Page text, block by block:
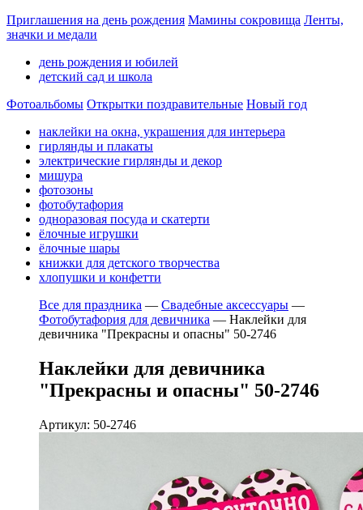
Приглашения на день рождения Мамины сокровища Ленты,
значки и медали
день рождения и юбилей
детский сад и школа
Фотоальбомы Открытки поздравительные Новый год
наклейки на окна, украшения для интерьера
гирлянды и плакаты
электрические гирлянды и декор
мишура
фотозоны
фотобутафория
одноразовая посуда и скатерти
ёлочные игрушки
ёлочные шары
книжки для детского творчества
хлопушки и конфетти
Все для праздника — Свадебные аксессуары —
Фотобутафория для девичника — Наклейки для
девичника "Прекрасны и опасны" 50-2746
Наклейки для девичника
"Прекрасны и опасны" 50-2746
Артикул: 50-2746